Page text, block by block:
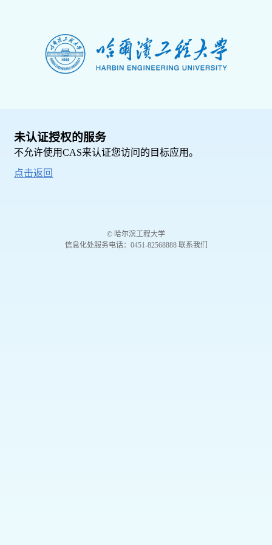
未认证授权的服务
不允许使用CAS来认证您访问的目标应用。
点击返回
© 哈尔滨工程大学
信息化处服务电话：0451-82568888 联系我们